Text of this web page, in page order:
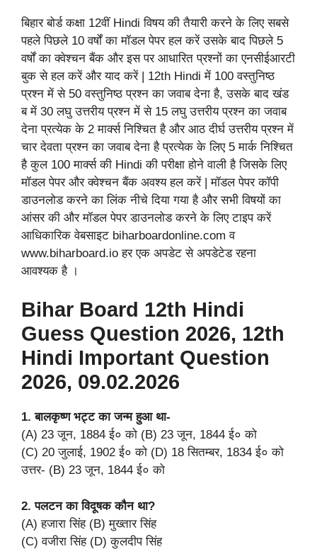
बिहार बोर्ड कक्षा 12वीं Hindi विषय की तैयारी करने के लिए सबसे
पहले पिछले 10 वर्षों का मॉडल पेपर हल करें उसके बाद पिछले 5
वर्षों का क्वेश्चन बैंक और इस पर आधारित प्रश्नों का एनसीईआरटी
बुक से हल करें और याद करें | 12th Hindi में 100 वस्तुनिष्ठ
प्रश्न में से 50 वस्तुनिष्ठ प्रश्न का जवाब देना है, उसके बाद खंड
ब में 30 लघु उत्तरीय प्रश्न में से 15 लघु उत्तरीय प्रश्न का जवाब
देना प्रत्येक के 2 मार्क्स निश्चित है और आठ दीर्घ उत्तरीय प्रश्न में
चार देवता प्रश्न का जवाब देना है प्रत्येक के लिए 5 मार्क निश्चित
है कुल 100 मार्क्स की Hindi की परीक्षा होने वाली है जिसके लिए
मॉडल पेपर और क्वेश्चन बैंक अवश्य हल करें | मॉडल पेपर कॉपी
डाउनलोड करने का लिंक नीचे दिया गया है और सभी विषयों का
आंसर की और मॉडल पेपर डाउनलोड करने के लिए टाइप करें
आधिकारिक वेबसाइट biharboardonline.com व
www.biharboard.io हर एक अपडेट से अपडेटेड रहना
आवश्यक है ।
Bihar Board 12th Hindi
Guess Question 2026, 12th
Hindi Important Question
2026, 09.02.2026
1. बालकृष्ण भट्ट का जन्म हुआ था-
(A) 23 जून, 1884 ई० को (B) 23 जून, 1844 ई० को
(C) 20 जुलाई, 1902 ई० को (D) 18 सितम्बर, 1834 ई० को
उत्तर- (B) 23 जून, 1844 ई० को
2. पलटन का विदूषक कौन था?
(A) हजारा सिंह (B) मुख्तार सिंह
(C) वजीरा सिंह (D) कुलदीप सिंह